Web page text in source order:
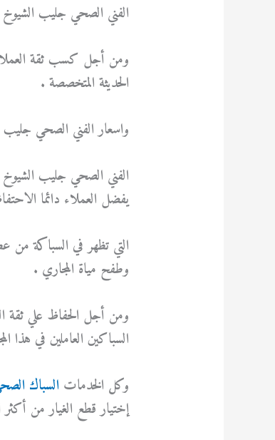
الفني الصحي جليب
ومن أجل كسب ثقة
الحديثة المتخصصة .
واسعار الفني الصحي جليب
الفني الصحي جليب
يفضل العملاء دائما
التي تظهر في السباكة
وطفح مياة المجاري .
ومن أجل الحفاظ علي ثقة
السباكين العاملين في هذا
وكل الخدمات السباك
إختيار قطع الغيار من